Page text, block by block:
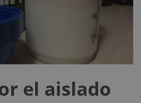
el aislado